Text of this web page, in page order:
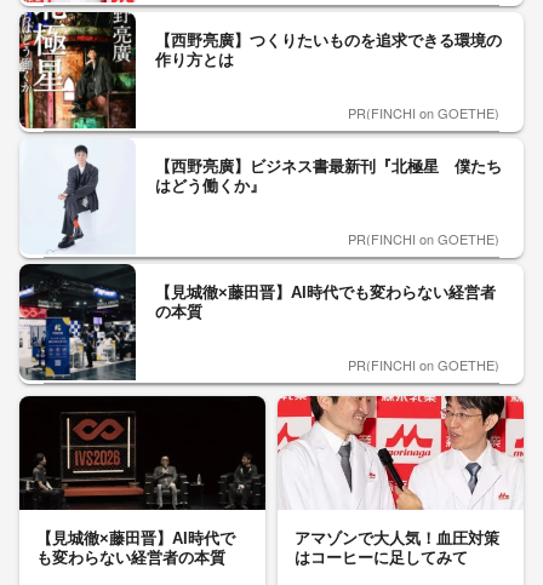
【西野亮廣】つくりたいものを追求できる環境の
作り方とは
PR(FINCHI on GOETHE)
【西野亮廣】ビジネス書最新刊『北極星 僕たち
はどう働くか』
PR(FINCHI on GOETHE)
【見城徹×藤田晋】AI時代でも変わらない経営者
の本質
PR(FINCHI on GOETHE)
【見城徹×藤田晋】AI時代で
も変わらない経営者の本質
アマゾンで大人気！血圧対策
はコーヒーに足してみて